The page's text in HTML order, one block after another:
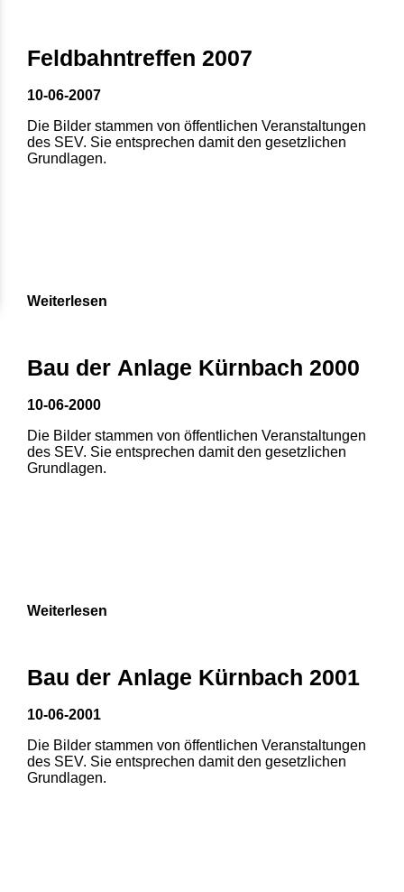
Feldbahntreffen 2007
10-06-2007
Die Bilder stammen von öffentlichen Veranstaltungen
des SEV. Sie entsprechen damit den gesetzlichen
Grundlagen.
5
6
Weiterlesen
Bau der Anlage Kürnbach 2000
10-06-2000
Die Bilder stammen von öffentlichen Veranstaltungen
des SEV. Sie entsprechen damit den gesetzlichen
Grundlagen.
Weiterlesen
Bau der Anlage Kürnbach 2001
10-06-2001
Die Bilder stammen von öffentlichen Veranstaltungen
des SEV. Sie entsprechen damit den gesetzlichen
Grundlagen.